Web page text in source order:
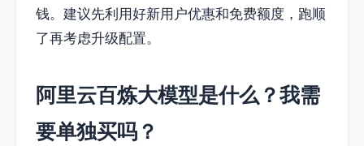
钱。建议先利用好新用户优惠和免费额度，跑顺
了再考虑升级配置。
阿里云百炼大模型是什么？我需
要单独买吗？